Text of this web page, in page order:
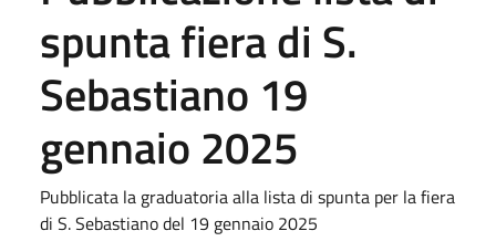
spunta fiera di S.
Sebastiano 19
gennaio 2025
Pubblicata la graduatoria alla lista di spunta per la fiera
di S. Sebastiano del 19 gennaio 2025